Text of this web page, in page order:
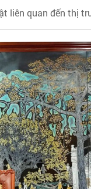
liên quan đến thị